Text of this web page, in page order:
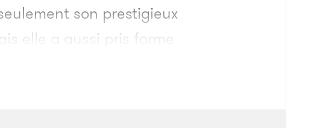
son prestigieux
elle a aussi pris forme
âgé de 98 ans, le